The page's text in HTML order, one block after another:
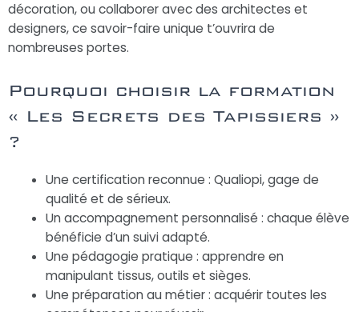
décoration, ou collaborer avec des architectes et
designers, ce savoir-faire unique t’ouvrira de
nombreuses portes.
Pourquoi choisir la formation
« Les Secrets des Tapissiers »
?
Une certification reconnue : Qualiopi, gage de
qualité et de sérieux.
Un accompagnement personnalisé : chaque élève
bénéficie d’un suivi adapté.
Une pédagogie pratique : apprendre en
manipulant tissus, outils et sièges.
Une préparation au métier : acquérir toutes les